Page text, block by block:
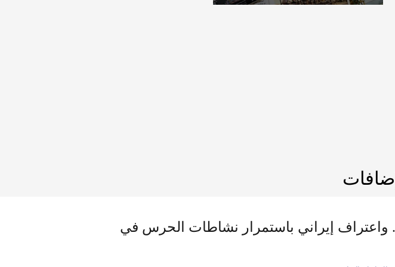
واعتراف إيراني باستمرار نشاطات الحرس في